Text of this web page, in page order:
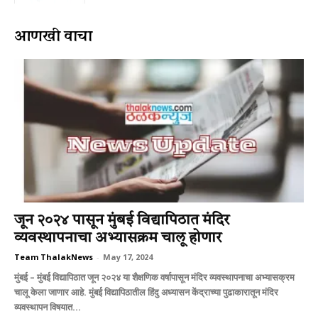
आणखी वाचा
जून २०२४ पासून मुंबई विद्यापिठात मंदिर
व्यवस्थापनाचा अभ्यासक्रम चालू होणार
Team ThalakNews - May 17, 2024
मुंबई – मुंबई विद्यापिठात जून २०२४ या शैक्षणिक वर्षापासून मंदिर व्यवस्थापनाचा अभ्यासक्रम
चालू केला जाणार आहे. मुंबई विद्यापिठातील हिंदु अध्यासन केंद्राच्या पुढाकारातून मंदिर
व्यवस्थापन विषयात...